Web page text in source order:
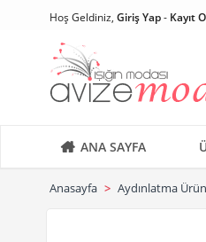
Hoş Geldiniz, Giriş Yap- Kayıt
ANA SAYFA
Anasayfa Aydınlatma